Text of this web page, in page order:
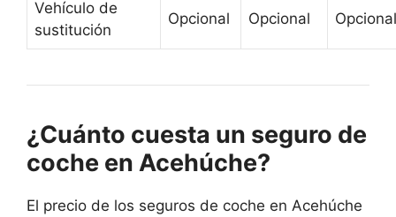
Vehículo de
sustitución
Opcional Opcional Opcional
¿Cuánto cuesta un seguro de
coche en Acehúche?
El precio de los seguros de coche en Acehúche